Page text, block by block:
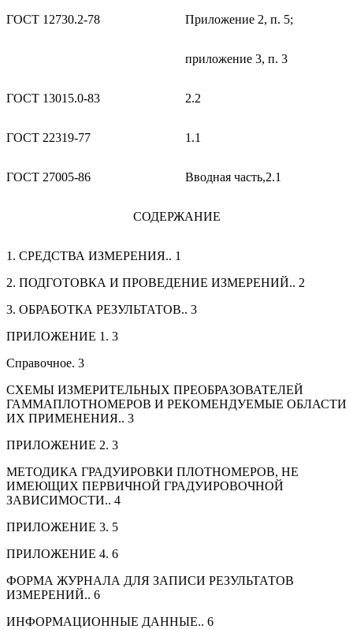
ГОСТ 12730.2-78 Приложение 2, п. 5;
приложение 3, п. 3
ГОСТ 13015.0-83 2.2
ГОСТ 22319-77 1.1
ГОСТ 27005-86 Вводная часть,2.1
СОДЕРЖАНИЕ
1. СРЕДСТВА ИЗМЕРЕНИЯ.. 1
2. ПОДГОТОВКА И ПРОВЕДЕНИЕ ИЗМЕРЕНИЙ.. 2
3. ОБРАБОТКА РЕЗУЛЬТАТОВ.. 3
ПРИЛОЖЕНИЕ 1. 3
Справочное. 3
СХЕМЫ ИЗМЕРИТЕЛЬНЫХ ПРЕОБРАЗОВАТЕЛЕЙ
ГАММАПЛОТНОМЕРОВ И РЕКОМЕНДУЕМЫЕ ОБЛАСТИ
ИХ ПРИМЕНЕНИЯ.. 3
ПРИЛОЖЕНИЕ 2. 3
МЕТОДИКА ГРАДУИРОВКИ ПЛОТНОМЕРОВ, НЕ
ИМЕЮЩИХ ПЕРВИЧНОЙ ГРАДУИРОВОЧНОЙ
ЗАВИСИМОСТИ.. 4
ПРИЛОЖЕНИЕ 3. 5
ПРИЛОЖЕНИЕ 4. 6
ФОРМА ЖУРНАЛА ДЛЯ ЗАПИСИ РЕЗУЛЬТАТОВ
ИЗМЕРЕНИЙ.. 6
ИНФОРМАЦИОННЫЕ ДАННЫЕ.. 6